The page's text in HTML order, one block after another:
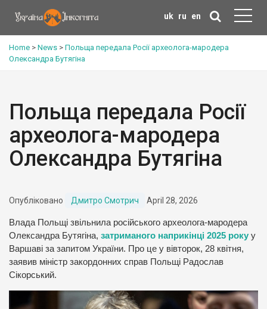
uk ru en
Home > News > Польща передала Росії археолога-мародера
Олександра Бутягіна
Польща передала Росії
археолога-мародера
Олександра Бутягіна
Опубліковано Дмитро Смотрич April 28, 2026
Влада Польщі звільнила російського археолога-мародера
Олександра Бутягіна, затриманого наприкінці 2025 року у
Варшаві за запитом України. Про це у вівторок, 28 квітня,
заявив міністр закордонних справ Польщі Радослав
Сікорський.